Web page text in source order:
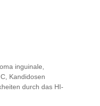
inguinale,
Kandidosen
durch das HI-